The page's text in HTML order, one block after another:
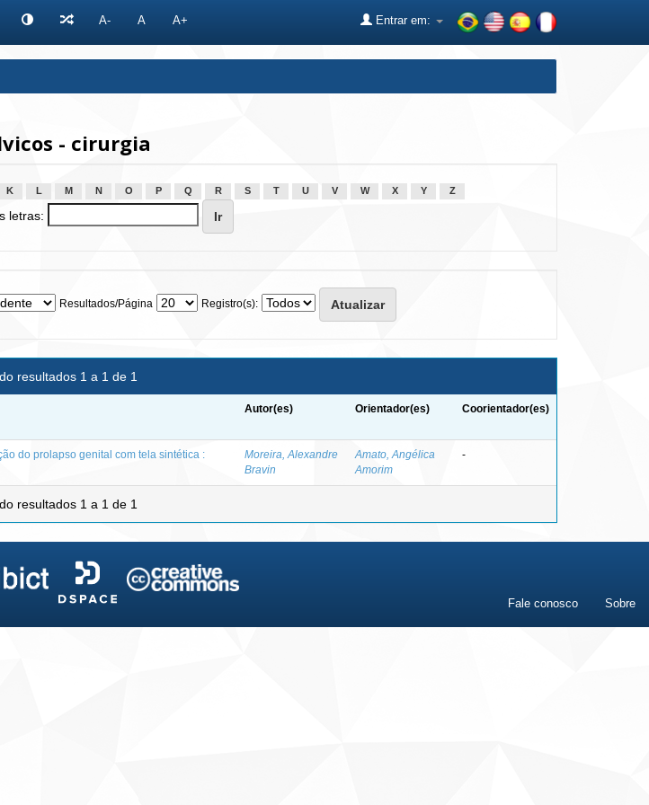
A- A A+ Entrar em:
- cirurgia
K L M N O P Q R S T U V W X Y Z
letras:
Resultados/Página Registro(s):
resultados 1 a 1 de 1
Autor(es) Orientador(es) Coorientador(es)
do prolapso genital com tela sintética :
Moreira, Alexandre
Bravin
Amato, Angélica
Amorim
-
resultados 1 a 1 de 1
Fale conosco Sobre